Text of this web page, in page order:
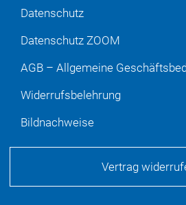
Datenschutz
Datenschutz ZOOM
AGB – Allgemeine
Widerrufsbelehrung
Bildnachweise
Vertrag